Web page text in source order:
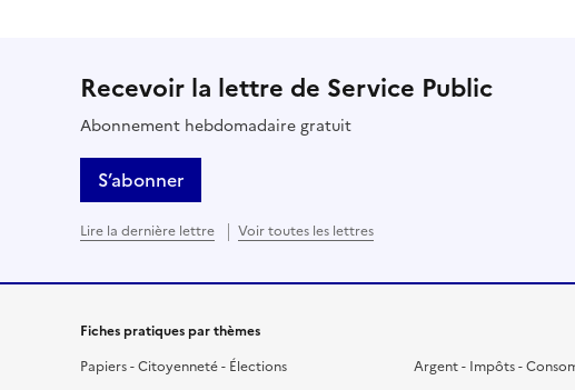
Recevoir la lettre de Service Public
Abonnement hebdomadaire gratuit
S’abonner
Lire la dernière lettre Voir toutes les lettres
Fiches pratiques par thèmes
Papiers - Citoyenneté - Élections
Argent - Impôts -